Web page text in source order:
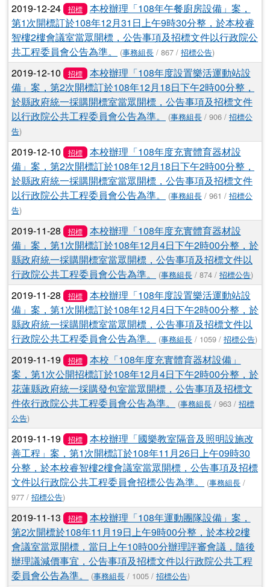
2019-12-24 招標
本校辦理「108年午餐廚房設備」案，
第1次開標訂於108年12月31日上午9時30分整，於本校睿
智樓2樓會議室當眾開標，公告事項及招標文件以行政院公
共工程委員會公告為準。
(事務組長 / 867 / 招標公告)
2019-12-10 招標
本校辦理「108年度設置樂活運動站設
備」案，第2次開標訂於108年12月18日下午2時00分整，
於縣政府統一採購開標室當眾開標，公告事項及招標文件
以行政院公共工程委員會公告為準。
(事務組長 / 906 / 招標公
告)
2019-12-10 招標
本校辦理「108年度充實體育器材設
備」案，第2次開標訂於108年12月18日下午2時00分整，
於縣政府統一採購開標室當眾開標，公告事項及招標文件
以行政院公共工程委員會公告為準。
(事務組長 / 961 / 招標公
告)
2019-11-28 招標
本校辦理「108年度充實體育器材設
備」案，第1次開標訂於108年12月4日下午2時00分整，於
縣政府統一採購開標室當眾開標，公告事項及招標文件以
行政院公共工程委員會公告為準。
(事務組長 / 874 / 招標公告)
2019-11-28 招標
本校辦理「108年度設置樂活運動站設
備」案，第1次開標訂於108年12月4日下午2時00分整，於
縣政府統一採購開標室當眾開標，公告事項及招標文件以
行政院公共工程委員會公告為準。
(事務組長 / 1059 / 招標公告)
2019-11-19 招標
本校「108年度充實體育器材設備」
案，第1次公開招標訂於108年12月4日下午2時00分整，於
花蓮縣政府統一採購發包室當眾開標，公告事項及招標文
件依行政院公共工程委員會公告為準。
(事務組長 / 963 / 招標
公告)
2019-11-19 招標
本校辦理「國樂教室隔音及照明設施改
善工程」案，第1次開標訂於108年11月26日上午09時30
分整，於本校睿智樓2樓會議室當眾開標，公告事項及招標
文件以行政院公共工程委員會招標公告為準。
(事務組長 /
977 / 招標公告)
2019-11-13 招標
本校辦理「108年運動團隊設備」案，
第2次開標於108年11月19日上午9時00分整，於本校2樓
會議室當眾開標，當日上午10時00分辦理評審會議，隨後
辦理議減價事宜，公告事項及招標文件以行政院公共工程
委員會公告為準。
(事務組長 / 1005 / 招標公告)